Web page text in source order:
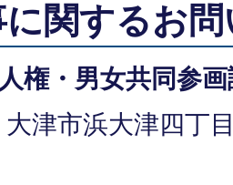
関するお
権・男女共同参画
大津市浜大津四丁